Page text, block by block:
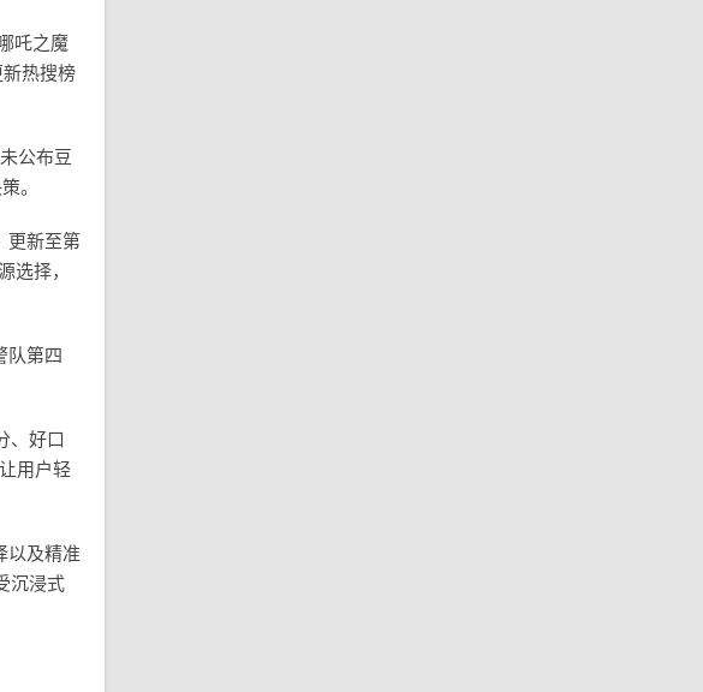
吒之魔
热搜榜
公布豆
。
更新至第
选择，
队第四
、好口
用户轻
以及精准
沉浸式